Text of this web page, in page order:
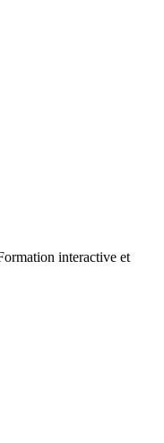
interactive et